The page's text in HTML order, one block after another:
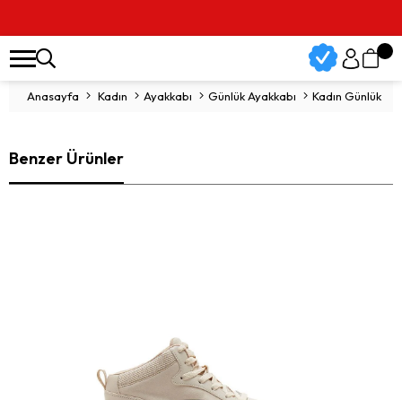
Anasayfa Kadın Ayakkabı Günlük Ayakkabı Kadın Günlük
Benzer Ürünler